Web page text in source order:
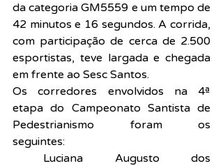
da categoria GM5559 e um tempo de
42 minutos e 16 segundos. A corrida,
com participação de cerca de 2.500
esportistas, teve largada e chegada
em frente ao Sesc Santos.
Os corredores envolvidos na 4ª
etapa do Campeonato Santista de
Pedestrianismo foram os
seguintes:
Luciana Augusto dos